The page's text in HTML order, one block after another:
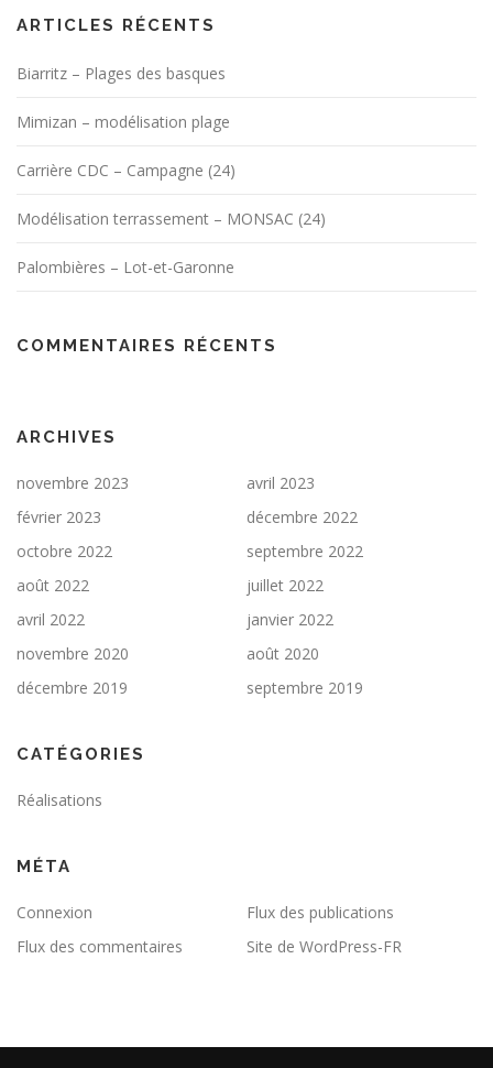
ARTICLES RÉCENTS
Biarritz – Plages des basques
Mimizan – modélisation plage
Carrière CDC – Campagne (24)
Modélisation terrassement – MONSAC (24)
Palombières – Lot-et-Garonne
COMMENTAIRES RÉCENTS
ARCHIVES
novembre 2023
avril 2023
février 2023
décembre 2022
octobre 2022
septembre 2022
août 2022
juillet 2022
avril 2022
janvier 2022
novembre 2020
août 2020
décembre 2019
septembre 2019
CATÉGORIES
Réalisations
MÉTA
Connexion
Flux des publications
Flux des commentaires
Site de WordPress-FR